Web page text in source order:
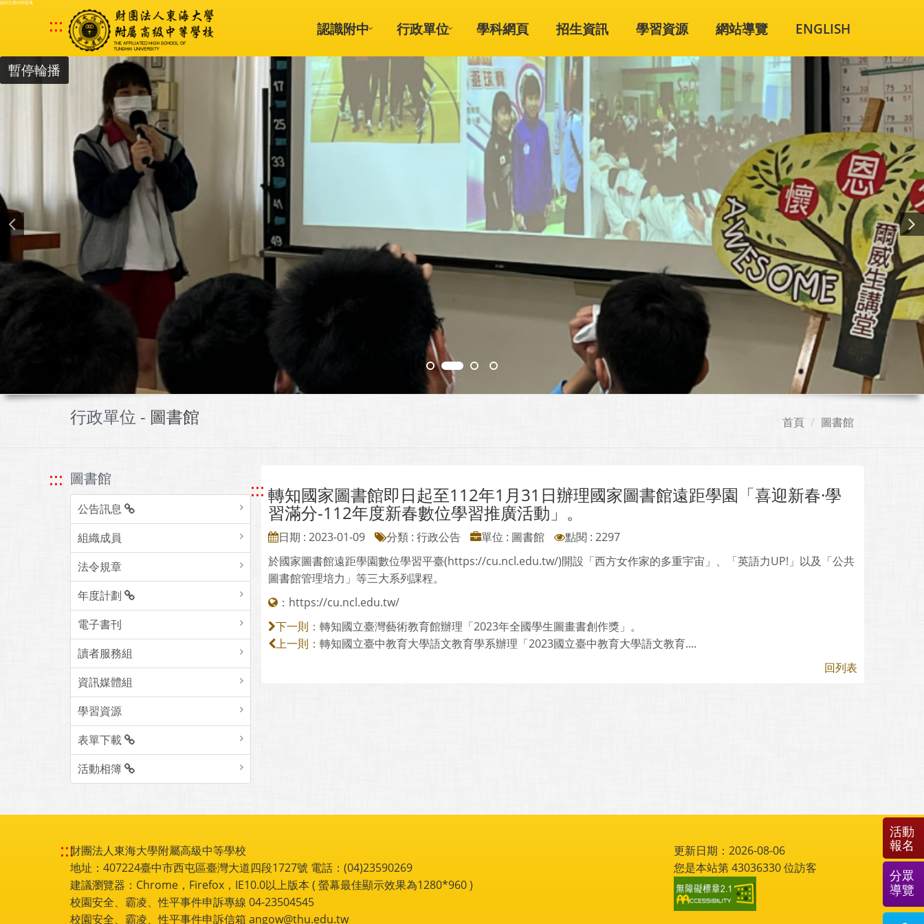
跳到主要內容區塊
::: 認識附中 行政單位 學科網頁 招生資訊 學習資源 網站導覽 ENGLISH
暫停輪播
行政單位 - 圖書館 首頁 圖書館
::: 圖書館
公告訊息
組織成員
法令規章
年度計劃
電子書刊
讀者服務組
資訊媒體組
學習資源
表單下載
活動相簿
::: 轉知國家圖書館即日起至112年1月31日辦理國家圖書館遠距學園「喜迎新春·學
習滿分-112年度新春數位學習推廣活動」。
日期 : 2023-01-09 分類 : 行政公告 單位 : 圖書館
點閱 : 2297
於國家圖書館遠距學園數位學習平臺(https://cu.ncl.edu.tw/)開設「西方女作家的多重宇宙」、「英語力UP!」以及「公共
圖書館管理培力」等三大系列課程。
： https://cu.ncl.edu.tw/
下一則： 轉知國立臺灣藝術教育館辦理「2023年全國學生圖畫書創作獎」。
上一則： 轉知國立臺中教育大學語文教育學系辦理「2023國立臺中教育大學語文教育....
回列表
:::財團法人東海大學附屬高級中等學校
地址：407224臺中市西屯區臺灣大道四段1727號 電話：(04)23590269
建議瀏覽器：Chrome，Firefox，IE10.0以上版本 ( 螢幕最佳顯示效果為1280*960 )
校園安全、霸凌、性平事件申訴專線 04-23504545
校園安全、霸凌、性平事件申訴信箱 angow@thu.edu.tw
更新日期：2026-08-06
您是本站第43036330位訪客
活動
報名
分眾
導覽